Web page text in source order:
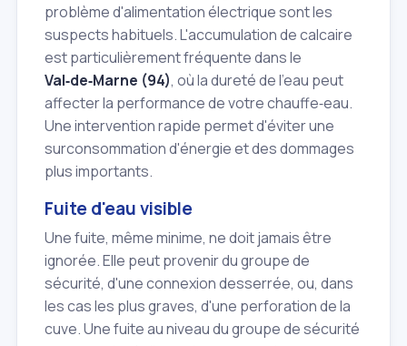
problème d'alimentation électrique sont les
suspects habituels. L'accumulation de calcaire
est particulièrement fréquente dans le
Val‑de‑Marne (94), où la dureté de l'eau peut
affecter la performance de votre chauffe‑eau.
Une intervention rapide permet d'éviter une
surconsommation d'énergie et des dommages
plus importants.
Fuite d'eau visible
Une fuite, même minime, ne doit jamais être
ignorée. Elle peut provenir du groupe de
sécurité, d'une connexion desserrée, ou, dans
les cas les plus graves, d'une perforation de la
cuve. Une fuite au niveau du groupe de sécurité